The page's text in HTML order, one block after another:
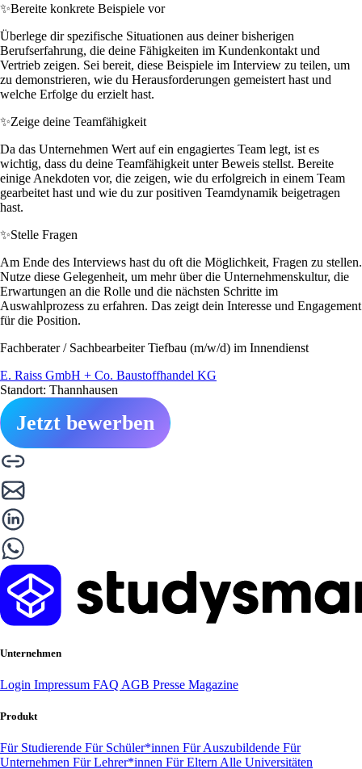
✨Bereite konkrete Beispiele vor
Überlege dir spezifische Situationen aus deiner bisherigen
Berufserfahrung, die deine Fähigkeiten im Kundenkontakt und
Vertrieb zeigen. Sei bereit, diese Beispiele im Interview zu teilen, um
zu demonstrieren, wie du Herausforderungen gemeistert hast und
welche Erfolge du erzielt hast.
✨Zeige deine Teamfähigkeit
Da das Unternehmen Wert auf ein engagiertes Team legt, ist es
wichtig, dass du deine Teamfähigkeit unter Beweis stellst. Bereite
einige Anekdoten vor, die zeigen, wie du erfolgreich in einem Team
gearbeitet hast und wie du zur positiven Teamdynamik beigetragen
hast.
✨Stelle Fragen
Am Ende des Interviews hast du oft die Möglichkeit, Fragen zu stellen.
Nutze diese Gelegenheit, um mehr über die Unternehmenskultur, die
Erwartungen an die Rolle und die nächsten Schritte im
Auswahlprozess zu erfahren. Das zeigt dein Interesse und Engagement
für die Position.
Fachberater / Sachbearbeiter Tiefbau (m/w/d) im Innendienst
E. Raiss GmbH + Co. Baustoffhandel KG
Standort: Thannhausen
Jetzt bewerben
Unternehmen
Login Impressum FAQ AGB Presse Magazine
Produkt
Für Studierende Für Schüler*innen Für Auszubildende Für
Unternehmen Für Lehrer*innen Für Eltern Alle Universitäten